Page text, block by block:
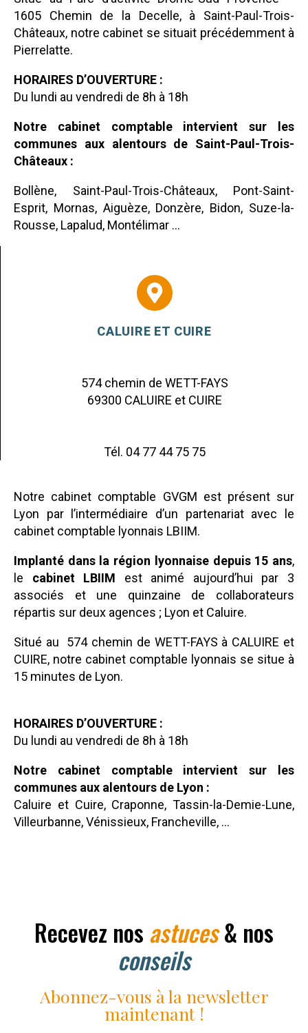
1605 Chemin de la Decelle, à Saint-Paul-Trois-
Châteaux, notre cabinet se situait précédemment à
Pierrelatte.
HORAIRES D’OUVERTURE :
Du lundi au vendredi de 8h à 18h
Notre cabinet comptable intervient sur les
communes aux alentours de Saint-Paul-Trois-
Châteaux :
Bollène, Saint-Paul-Trois-Châteaux, Pont-Saint-
Esprit, Mornas, Aiguèze, Donzère, Bidon, Suze-la-
Rousse, Lapalud, Montélimar …
CALUIRE ET CUIRE
574 chemin de WETT-FAYS
69300 CALUIRE et CUIRE
Tél. 04 77 44 75 75
Notre cabinet comptable GVGM est présent sur
Lyon par l’intermédiaire d’un partenariat avec le
cabinet comptable lyonnais LBIIM.
Implanté dans la région lyonnaise depuis 15 ans,
le cabinet LBIIM est animé aujourd’hui par 3
associés et une quinzaine de collaborateurs
répartis sur deux agences ; Lyon et Caluire.
Situé au 574 chemin de WETT-FAYS à CALUIRE et
CUIRE, notre cabinet comptable lyonnais se situe à
15 minutes de Lyon.
HORAIRES D’OUVERTURE :
Du lundi au vendredi de 8h à 18h
Notre cabinet comptable intervient sur les
communes aux alentours de Lyon :
Caluire et Cuire, Craponne, Tassin-la-Demie-Lune,
Villeurbanne, Vénissieux, Francheville, …
Recevez nosastuces& nos
conseils
Abonnez-vous à la newsletter
maintenant !